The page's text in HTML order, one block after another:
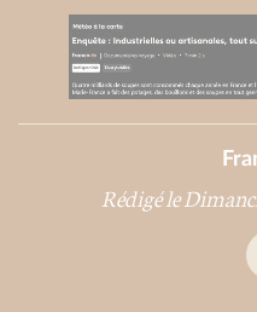
Rédigé le